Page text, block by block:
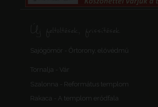
Új feltöltések, frissítések
Sajógömör - Őrtorony, elővédmű
Tornalja - Vár
Szalonna - Református templom
Rakaca - A templom erődfala